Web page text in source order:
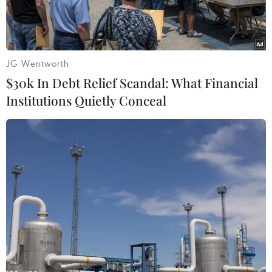
của xã hội.
Ủy ban Nhân quyền Quốc gia Hàn Quốc. (Nguồn: Yonhap)
Hãng tin Yonhap đưa tin ngày 28/11, Bộ Y tế và
Phúc lợi Hàn Quốc thông báo đã bác bỏ khuyến
JG Wentworth
$30k In Debt Relief Scandal: What Financial
Institutions Quietly Conceal